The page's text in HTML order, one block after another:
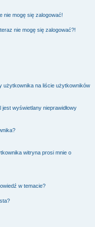
nie mogę się zalogować!
nie mogę się zalogować?!
użytkownika na liście użytkowników
wyświetlany nieprawidłowy
witryna prosi mnie o
w temacie?